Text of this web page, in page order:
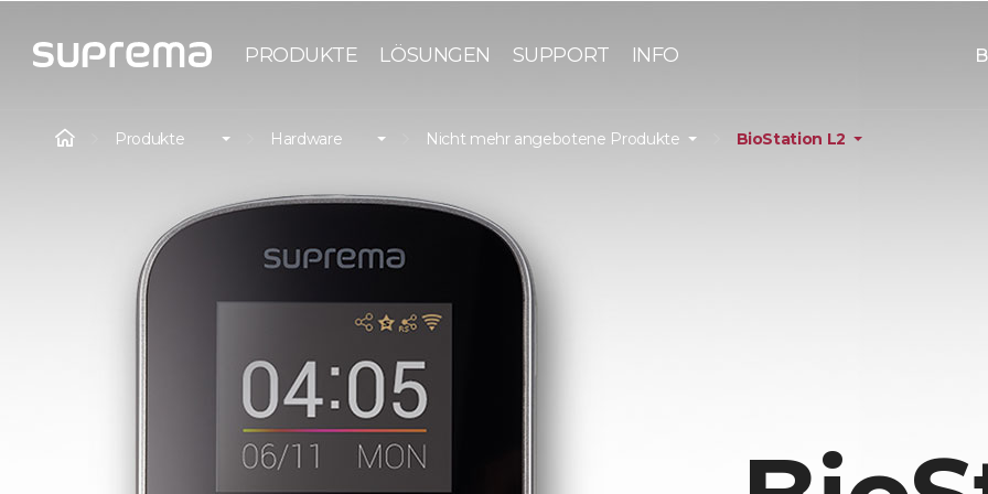
PRODUKTE LÖSUNGEN SUPPORT INFO
Produkte Hardware Nicht mehr angebotene Produkte BioStation L2